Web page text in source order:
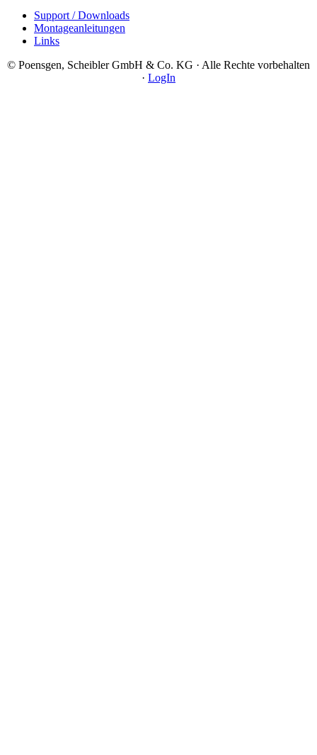
Support / Downloads
Montageanleitungen
Links
© Poensgen, Scheibler GmbH & Co. KG · Alle Rechte vorbehalten
· LogIn